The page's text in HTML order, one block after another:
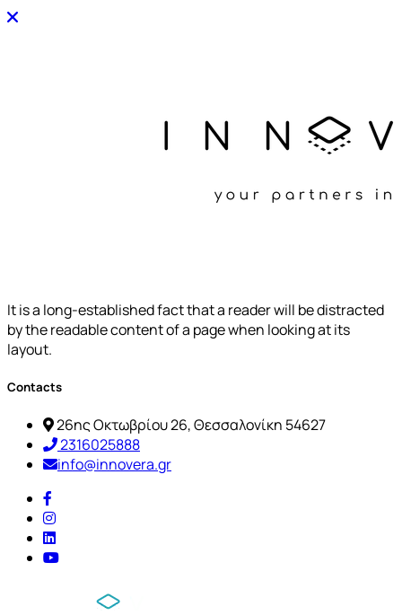
It is a long-established fact that a reader will be distracted
by the readable content of a page when looking at its
layout.
Contacts
26ης Οκτωβρίου 26, Θεσσαλονίκη 54627
2316025888
info@innovera.gr